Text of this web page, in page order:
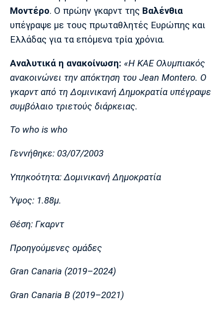
Πολιτισμός
Τραγούδια
Running
Media
Παρασκήνιο
Πρόγραμμα TV
Ιωνικός Κηφισιά Πανσερραϊκός
Μπαρτσελόνα
Ρεάλ
Γιουνάιτεντ
Λίβερπουλ
Μοντέρο. Ο πρώην γκαρντ της Βαλένθια
υπέγραψε με τους πρωταθλητές Ευρώπης και
Ελλάδας για τα επόμενα τρία χρόνια.
Αναλυτικά η ανακοίνωση: «Η ΚΑΕ Ολυμπιακός
ανακοινώνει την απόκτηση του Jean Montero. Ο
γκαρντ από τη Δομινικανή Δημοκρατία υπέγραψε
συμβόλαιο τριετούς διάρκειας.
Το who is who
Γεννήθηκε: 03/07/2003
Υπηκοότητα: Δομινικανή Δημοκρατία
Ύψος: 1.88μ.
Θέση: Γκαρντ
Προηγούμενες ομάδες
Gran Canaria (2019–2024)
Gran Canaria Β (2019–2021)